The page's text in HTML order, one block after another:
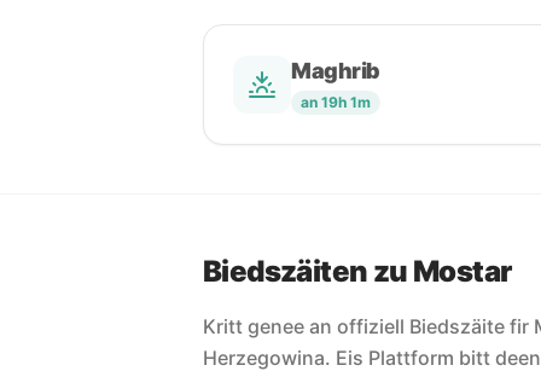
Maghrib
an 19h 1m
Biedszäiten zu Mostar
Kritt genee an offiziell Biedszäite fir
Herzegowina. Eis Plattform bitt